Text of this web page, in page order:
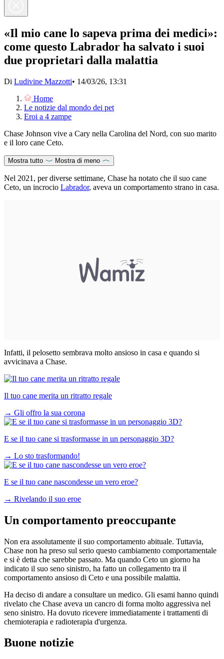
«Il mio cane lo sapeva prima dei medici»:
come questo Labrador ha salvato i suoi
due proprietari dalla malattia
Di Ludivine Mazzotti• 14/03/26, 13:31
Home
Le notizie dal mondo dei pet
Eroi a 4 zampe
Chase Johnson vive a Cary nella Carolina del Nord, con suo marito
e il loro cane Ceto.
Mostra tutto Mostra di meno
Nel 2021, per diverse settimane, Chase ha notato che il suo cane
Ceto, un incrocio Labrador, aveva un comportamento strano in casa.
Infatti, il pelosetto sembrava molto ansioso in casa e quando si
avvicinava a Chase.
Il tuo cane merita un ritratto regale
→ Gli offro la sua corona
E se il tuo cane si trasformasse in un personaggio 3D?
→ Lo sto trasformando!
E se il tuo cane nascondesse un vero eroe?
→ Rivelando il suo eroe
Un comportamento preoccupante
Non era assolutamente il suo comportamento abituale. Tuttavia,
Chase non ha preso sul serio questo cambiamento comportamentale
e si è detta che sarebbe passato. Ma quando Ceto un giorno ha
indicato il suo seno sinistro, ha fatto un collegamento tra il
comportamento ansioso di Ceto e una possibile malattia.
Ha deciso di andare a consultare un medico. Gli esami hanno quindi
rivelato che Chase aveva un cancro di forma molto aggressiva nel
seno sinistro. Ha dovuto ricevere immediatamente i trattamenti di
chemioterapia e radioterapia d'urgenza.
Buone notizie